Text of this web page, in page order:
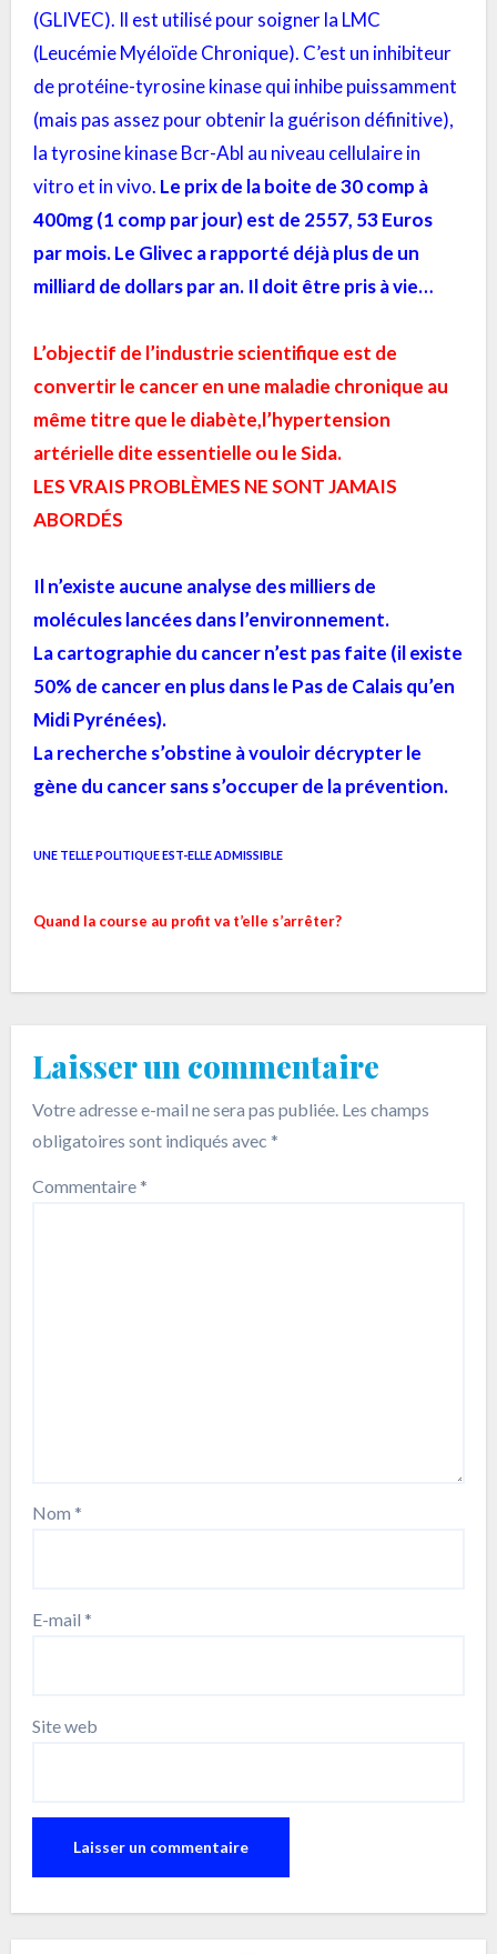
(GLIVEC). Il est utilisé pour soigner la LMC
(Leucémie Myéloïde Chronique). C’est un inhibiteur
de protéine-tyrosine kinase qui inhibe puissamment
(mais pas assez pour obtenir la guérison définitive),
la tyrosine kinase Bcr-Abl au niveau cellulaire in
vitro et in vivo. Le prix de la boite de 30 comp à
400mg (1 comp par jour) est de 2557, 53 Euros
par mois. Le Glivec a rapporté déjà plus de un
milliard de dollars par an. Il doit être pris à vie…
L’objectif de l’industrie scientifique est de
convertir le cancer en une maladie chronique au
même titre que le diabète,l’hypertension
artérielle dite essentielle ou le Sida.
LES VRAIS PROBLÈMES NE SONT JAMAIS
ABORDÉS
Il n’existe aucune analyse des milliers de
molécules lancées dans l’environnement.
La cartographie du cancer n’est pas faite (il existe
50% de cancer en plus dans le Pas de Calais qu’en
Midi Pyrénées).
La recherche s’obstine à vouloir décrypter le
gène du cancer sans s’occuper de la prévention.
UNE TELLE POLITIQUE EST-ELLE ADMISSIBLE
Quand la course au profit va t’elle s’arrêter?
Laisser un commentaire
Votre adresse e-mail ne sera pas publiée. Les champs
obligatoires sont indiqués avec *
Commentaire*
Nom *
E-mail *
Site web